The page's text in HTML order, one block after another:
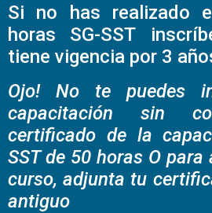
Si no has realizado
horas SG-SST
tiene vigencia por 3
Ojo! No te puedes
capacitación sin
certificado de la
SST de 50 horas O
curso, adjunta tu
antiguo